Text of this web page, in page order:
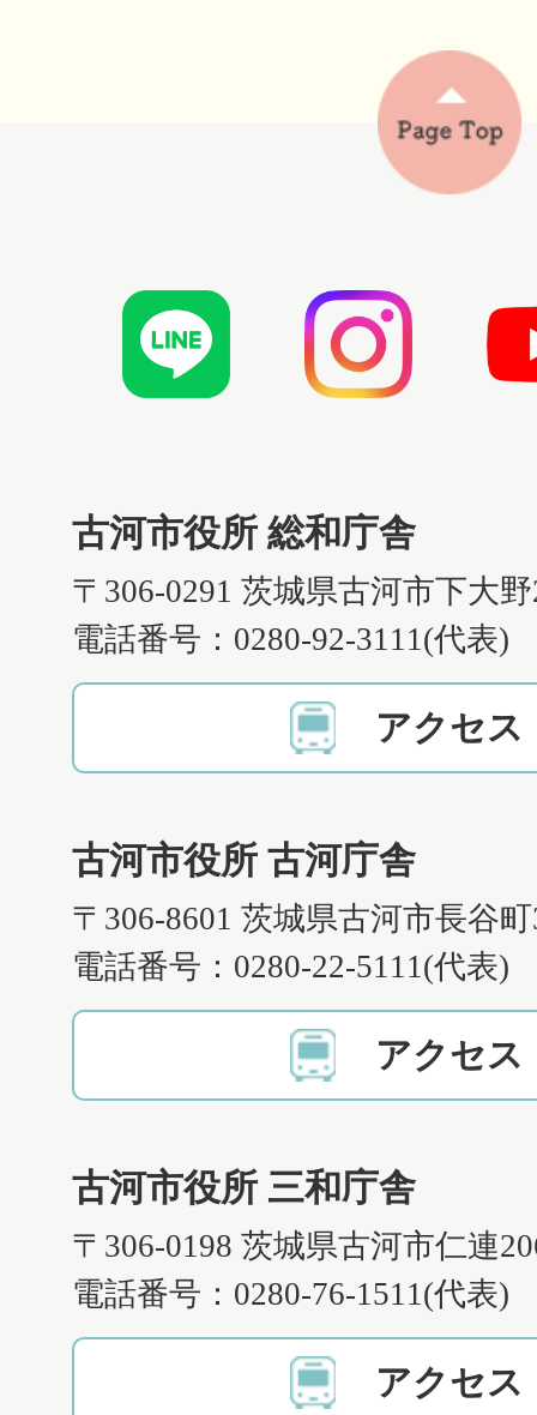
古河市役所 総和庁舎
〒306-0291 茨城県古河市下大
電話番号：0280-92-3111(代表)
アクセス
古河市役所 古河庁舎
〒306-8601 茨城県古河市長谷
電話番号：0280-22-5111(代表)
アクセス
古河市役所 三和庁舎
〒306-0198 茨城県古河市仁連
電話番号：0280-76-1511(代表)
アクセス